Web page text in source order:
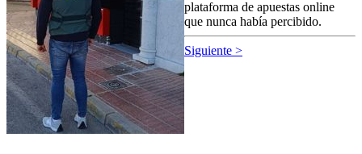
plataforma de apuestas online
que nunca había percibido.
Siguiente >